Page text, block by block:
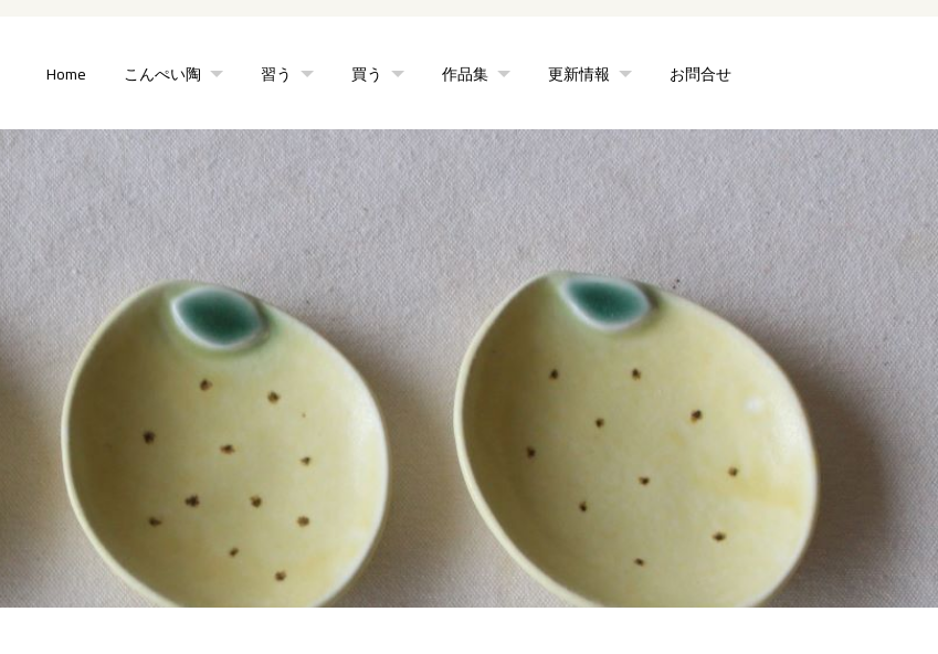
Home こんぺい陶 習う 買う 作品集 更新情報 お問合せ